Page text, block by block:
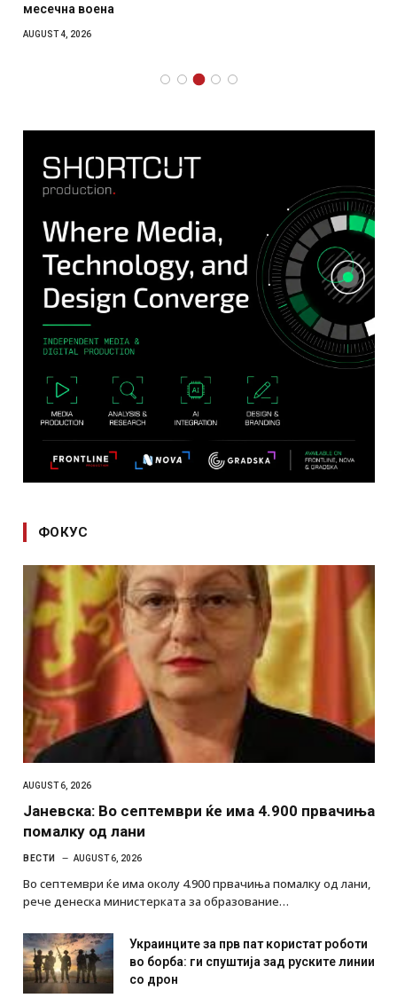
месечна воена
AUGUST 4, 2026
ФОКУС
AUGUST 6, 2026
Јаневска: Во септември ќе има 4.900 првачиња
помалку од лани
ВЕСТИ AUGUST 6, 2026
Во септември ќе има околу 4.900 првачиња помалку од лани,
рече денеска министерката за образование…
Украинците за прв пат користат роботи
во борба: ги спуштија зад руските линии
со дрон